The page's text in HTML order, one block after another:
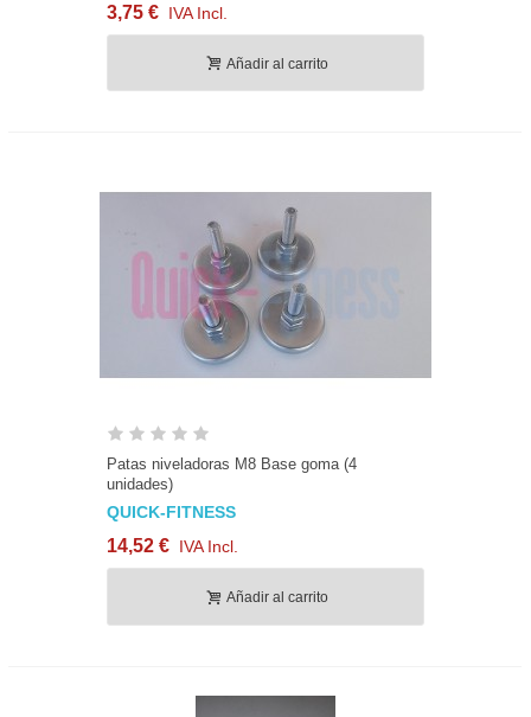
3,75 € IVA Incl.
Añadir al carrito
Patas niveladoras M8 Base goma (4
unidades)
QUICK-FITNESS
14,52 € IVA Incl.
Añadir al carrito